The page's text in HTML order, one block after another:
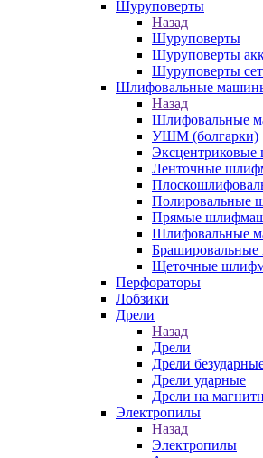
Шуруповерты
Назад
Шуруповерты
Шуруповерты
Шуруповерты
Шлифовальные
Назад
Шлифовальные
УШМ (болгарки)
Ленточные
Полировальные
Прямые
Шлифовальные
Щеточные
Перфораторы
Лобзики
Дрели
Назад
Дрели
Дрели
Дрели ударные
Дрели на
Электропилы
Назад
Электропилы